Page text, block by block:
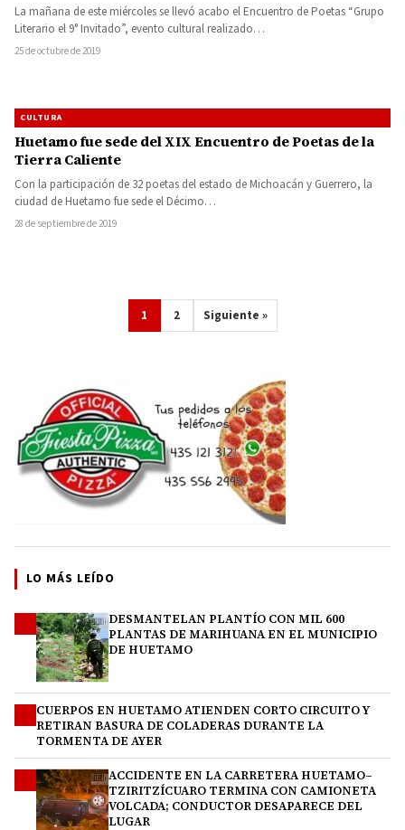
La mañana de este miércoles se llevó acabo el Encuentro de Poetas “Grupo
Literario el 9° Invitado”, evento cultural realizado…
25 de octubre de 2019
CULTURA
Huetamo fue sede del XIX Encuentro de Poetas de la
Tierra Caliente
Con la participación de 32 poetas del estado de Michoacán y Guerrero, la
ciudad de Huetamo fue sede el Décimo…
28 de septiembre de 2019
1 2 Siguiente »
LO MÁS LEÍDO
DESMANTELAN PLANTÍO CON MIL 600
PLANTAS DE MARIHUANA EN EL MUNICIPIO
DE HUETAMO
CUERPOS EN HUETAMO ATIENDEN CORTO CIRCUITO Y
RETIRAN BASURA DE COLADERAS DURANTE LA
TORMENTA DE AYER
ACCIDENTE EN LA CARRETERA HUETAMO–
TZIRITZÍCUARO TERMINA CON CAMIONETA
VOLCADA; CONDUCTOR DESAPARECE DEL
LUGAR